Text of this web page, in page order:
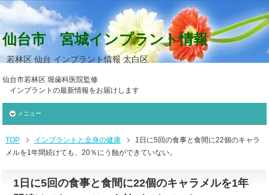
仙台市 宮城インプラント情報
若林区 仙台 インプラント情報 太白区
仙台市若林区 堀歯科医院監修
インプラントの最新情報をお届けします
メニュー
TOP インプラントと全身の健康
1日に5回の食事と食間に22個のキャラ
メルを1年間続けても、20％にう蝕ができていない。
1日に5回の食事と食間に22個のキャラメルを1年